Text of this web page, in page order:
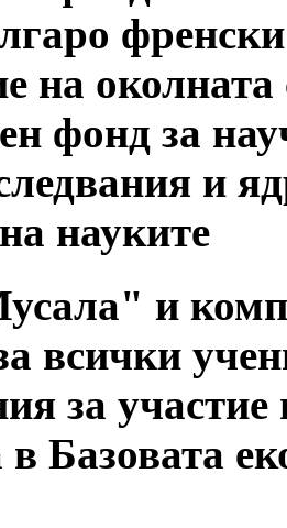
на
фонд за
и
науките
и
всички
за
в Базовата